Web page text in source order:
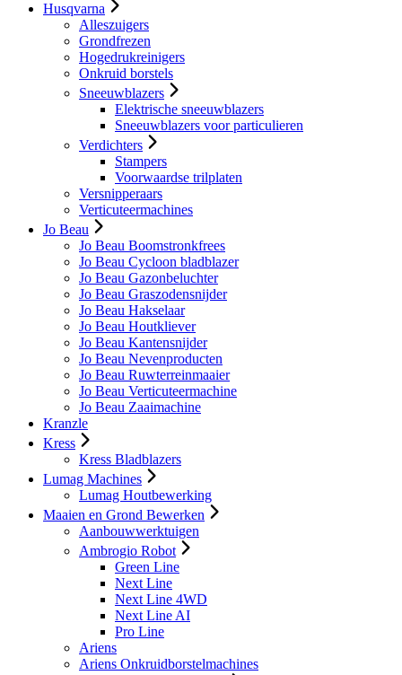
Husqvarna
Alleszuigers
Grondfrezen
Hogedrukreinigers
Onkruid borstels
Sneeuwblazers
Elektrische sneeuwblazers
Sneeuwblazers voor particulieren
Verdichters
Stampers
Voorwaardse trilplaten
Versnipperaars
Verticuteermachines
Jo Beau
Jo Beau Boomstronkfrees
Jo Beau Cycloon bladblazer
Jo Beau Gazonbeluchter
Jo Beau Graszodensnijder
Jo Beau Hakselaar
Jo Beau Houtkliever
Jo Beau Kantensnijder
Jo Beau Nevenproducten
Jo Beau Ruwterreinmaaier
Jo Beau Verticuteermachine
Jo Beau Zaaimachine
Kranzle
Kress
Kress Bladblazers
Lumag Machines
Lumag Houtbewerking
Maaien en Grond Bewerken
Aanbouwwerktuigen
Ambrogio Robot
Green Line
Next Line
Next Line 4WD
Next Line AI
Pro Line
Ariens
Ariens Onkruidborstelmachines